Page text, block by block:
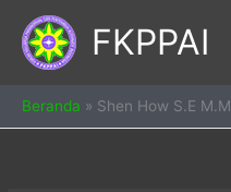
content
FKPPAI
Beranda » Shen How S.E M.M